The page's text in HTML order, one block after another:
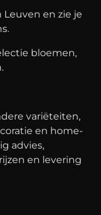
en zie je
bloemen,
variëteiten,
en home-
advies,
en levering